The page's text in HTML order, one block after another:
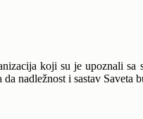
koji su je upoznali
nadležnost i sastav